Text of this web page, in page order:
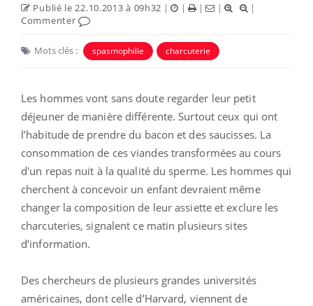
Publié le 22.10.2013 à 09h32 | | | |
|
Commenter
Mots clés : spasmophilie charcuterie
Les hommes vont sans doute regarder leur petit
déjeuner de manière différente. Surtout ceux qui ont
l’habitude de prendre du bacon et des saucisses. La
consommation de ces viandes transformées au cours
d'un repas nuit à la qualité du sperme. Les hommes qui
cherchent à concevoir un enfant devraient même
changer la composition de leur assiette et exclure les
charcuteries, signalent ce matin plusieurs sites
d’information.
Des chercheurs de plusieurs grandes universités
américaines, dont celle d’Harvard, viennent de